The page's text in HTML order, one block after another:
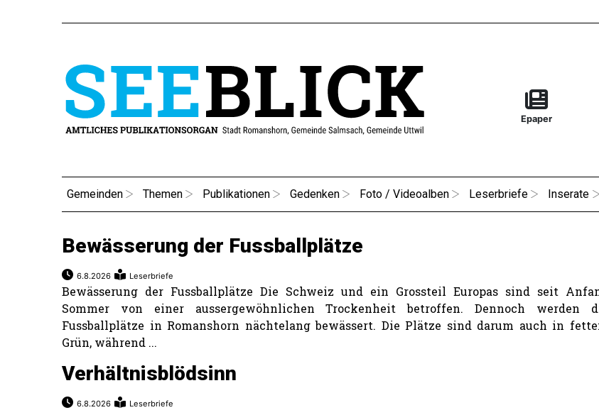
Epaper
Gemeinden Themen Publikationen Gedenken Foto / Videoalben Leserbriefe Inserate
Bewässerung der Fussballplätze
6.8.2026 Leserbriefe
Bewässerung der Fussballplätze Die Schweiz und ein Grossteil Europas sind seit
Sommer von einer aussergewöhnlichen Trockenheit betroffen. Dennoch werden
Fussballplätze in Romanshorn nächtelang bewässert. Die Plätze sind darum auch in
Grün, während ...
Verhältnisblödsinn
6.8.2026 Leserbriefe